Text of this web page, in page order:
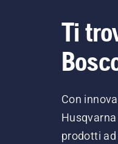
Ti
Con
prodotti